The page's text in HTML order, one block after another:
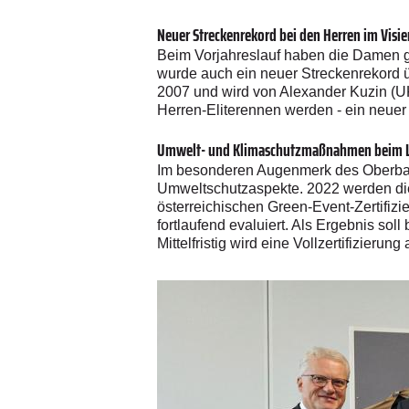
Neuer Streckenrekord bei den Herren im
Beim Vorjahreslauf haben die
wurde auch ein neuer Streckenrekord
2007 und wird von Alexander Kuzin
Herren-Eliterennen werden - ein
Umwelt- und Klimaschutzmaßnahmen beim
Im besonderen Augenmerk des
Umweltschutzaspekte. 2022 werden
österreichischen Green-Event-
fortlaufend evaluiert. Als Ergebnis soll
Mittelfristig wird eine